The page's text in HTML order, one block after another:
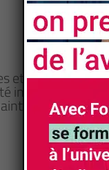
et conception
industrielle